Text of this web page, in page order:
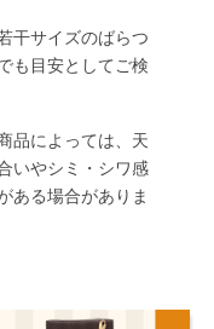
干サイズのばらつ
も目安としてご検
品によっては、天
いやシミ・シワ感
ある場合がありま